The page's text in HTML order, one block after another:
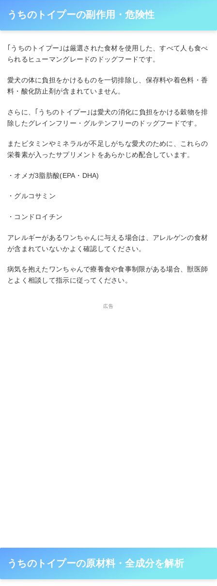
うちのトイプーの副作用・危険性
｢うちのトイプー｣は厳選された食材を使用した、すべて人も食べ
られるヒューマングレードのドッグフードです。
愛犬の体に負担をかけるものを一切排除し、保存料や着色料・香
料・酸化防止剤が含まれていません。
さらに、｢うちのトイプー｣は愛犬の消化に負担をかける穀物を排
除したグレインフリー・グルテンフリーのドッグフードです。
またビタミンやミネラルが不足しがちな愛犬のために、これらの
栄養素が入ったサプリメントをあらかじめ配合しています。
・オメガ3脂肪酸(EPA・DHA)
・グルコサミン
・コンドロイチン
アレルギーがあるワンちゃんに与える場合は、アレルゲンの食材
が含まれていないかよく確認してください。
病気を抱えたワンちゃんで療養食や食事制限がある場合、獣医師
とよく相談して指示に従ってください。
広告
うちのトイプーの原材料・全成分を解析